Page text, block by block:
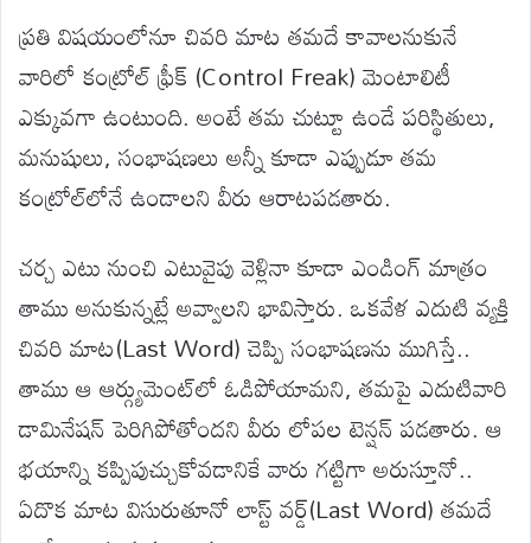
ప్రతి విషయంలోనూ చివరి మాట తమదే కావాలనుకునే
వారిలో కంట్రోల్ ఫ్రీక్ (Control Freak) మెంటాలిటీ
ఎక్కువగా ఉంటుంది. అంటే తమ చుట్టూ ఉండే పరిస్థితులు,
మనుషులు, సంభాషణలు అన్నీ కూడా ఎప్పుడూ తమ
కంట్రోల్‌లోనే ఉండాలని వీరు ఆరాటపడతారు.
చర్చ ఎటు నుంచి ఎటువైపు వెళ్లినా కూడా ఎండింగ్ మాత్రం
తాము అనుకున్నట్లే అవ్వాలని భావిస్తారు. ఒకవేళ ఎదుటి వ్యక్తి
చివరి మాట(Last Word) చెప్పి సంభాషణను ముగిస్తే..
తాము ఆ ఆర్గ్యుమెంట్‌లో ఓడిపోయామని, తమపై ఎదుటివారి
డామినేషన్ పెరిగిపోతోందని వీరు లోపల టెన్షన్ పడతారు. ఆ
భయాన్ని కప్పిపుచ్చుకోవడానికే వారు గట్టిగా అరుస్తూనో..
ఏదొక మాట విసురుతూనో లాస్ట్ వర్డ్(Last Word) తమదే